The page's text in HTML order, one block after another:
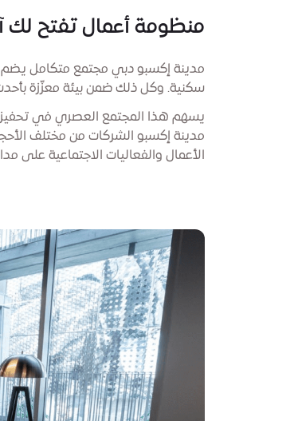
منظومة أعمال تفتح لك
مدينة إكسبو دبي مجتمع متكامل يضم
سكنية. وكل ذلك ضمن بيئة معزّزة
يسهم هذا المجتمع العصري في تحفيز
مدينة إكسبو الشركات من مختلف
الأعمال والفعاليات الاجتماعية على